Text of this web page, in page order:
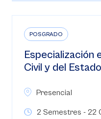
POSGRADO
Especialización
Civil y del Estado
Presencial
2 Semestres - 22